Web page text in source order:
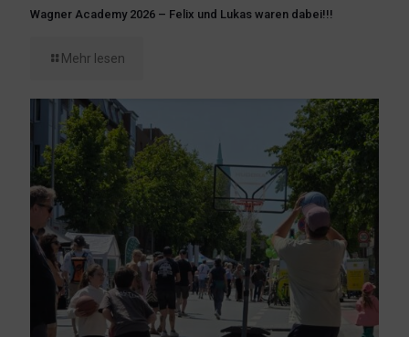
Wagner Academy 2026 – Felix und Lukas waren dabei!!!
Mehr lesen